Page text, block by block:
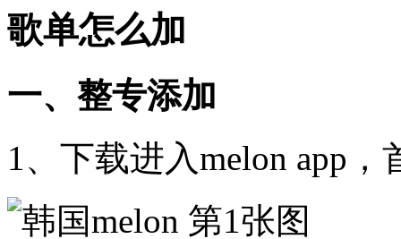
歌单怎么加
一、整专添加
1、下载进入melon app